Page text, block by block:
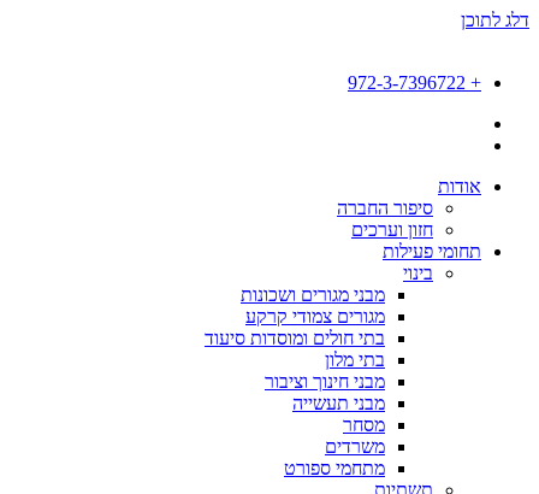
דלג לתוכן
+ 972-3-7396722
אודות
סיפור החברה
חזון וערכים
תחומי פעילות
בינוי
מבני מגורים ושכונות
מגורים צמודי קרקע
בתי חולים ומוסדות סיעוד
בתי מלון
מבני חינוך וציבור
מבני תעשייה
מסחר
משרדים
מתחמי ספורט
תשתיות